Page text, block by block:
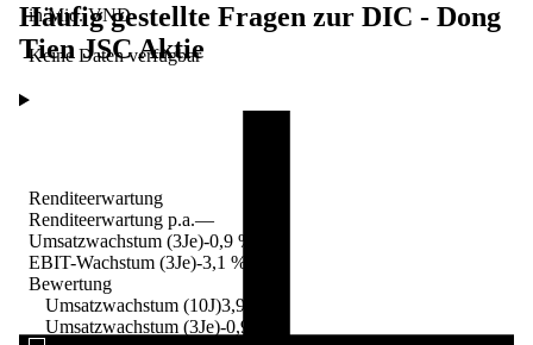
in Mio. VND
Keine Daten verfügbar
Renditeerwartung
Renditeerwartung p.a.—
Umsatzwachstum (3Je)-0,9 %
EBIT-Wachstum (3Je)-3,1 %
Bewertung
Umsatzwachstum (10J)3,9 %
Umsatzwachstum (3Je)-0,9 %
Häufig gestellte Fragen zur DIC - Dong
Tien JSCAktie